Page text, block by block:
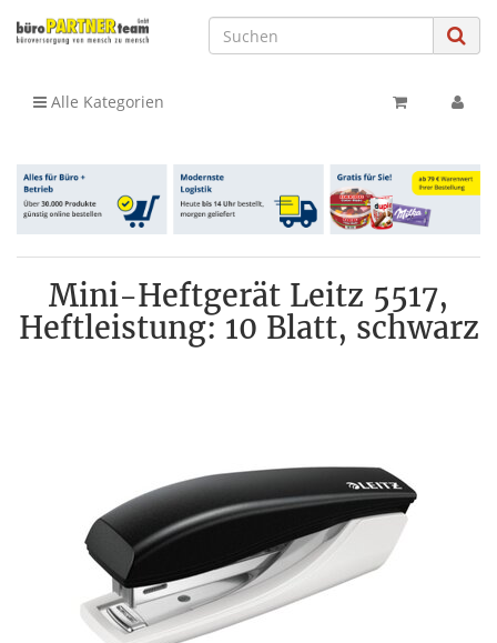
Alle Kategorien
Mini-Heftgerät Leitz 5517,
Heftleistung: 10 Blatt, schwarz